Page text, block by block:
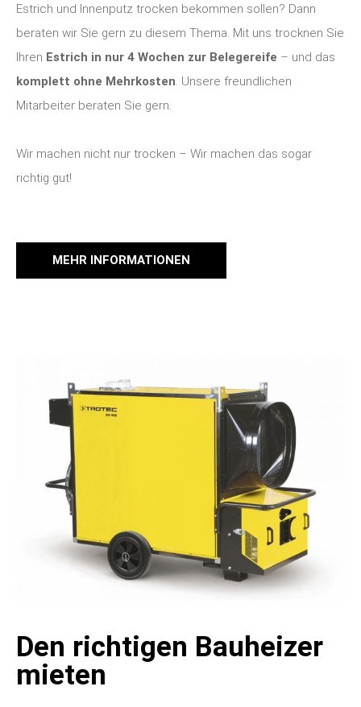
Estrich und Innenputz trocken bekommen sollen? Dann
beraten wir Sie gern zu diesem Thema. Mit uns trocknen Sie
Ihren Estrich in nur 4 Wochen zur Belegereife – und das
komplett ohne Mehrkosten. Unsere freundlichen
Mitarbeiter beraten Sie gern.
Wir machen nicht nur trocken – Wir machen das sogar
richtig gut!
MEHR INFORMATIONEN
Den richtigen Bauheizer
mieten